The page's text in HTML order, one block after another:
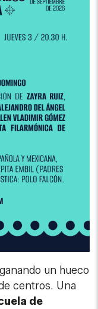
un hueco
centros. Una
de